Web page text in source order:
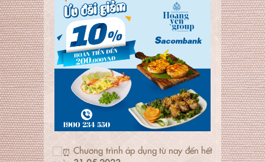
Chương trình áp dụng từ nay đến hết